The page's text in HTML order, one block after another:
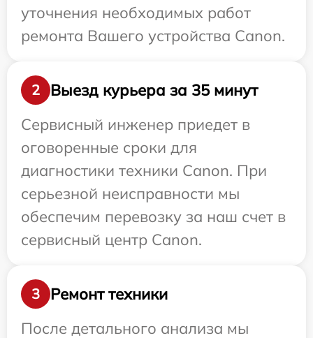
уточнения необходимых работ
ремонта Вашего устройства Canon.
2
Выезд курьера за 35 минут
Сервисный инженер приедет в
оговоренные сроки для
диагностики техники Canon. При
серьезной неисправности мы
обеспечим перевозку за наш счет в
сервисный центр Canon.
3
Ремонт техники
После детального анализа мы